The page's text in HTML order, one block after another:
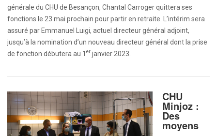
générale du CHU de Besançon, Chantal Carroger quittera ses
fonctions le 23 mai prochain pour partir en retraite. L’intérim sera
assuré par Emmanuel Luigi, actuel directeur général adjoint,
jusqu’à la nomination d’un nouveau directeur général dont la prise
de fonction débutera au 1 er janvier 2023.
CHU
Minjoz :
Des
moyens